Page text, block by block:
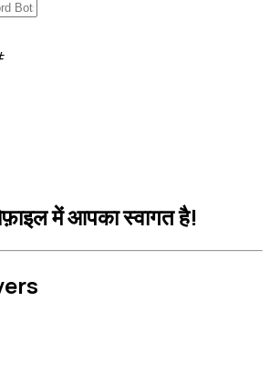
में आपका स्वागत है!